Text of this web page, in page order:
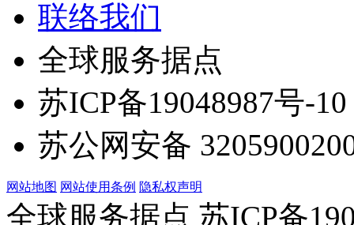
联络我们
全球服务据点
苏ICP备19048987号-10
苏公网安备
网站地图 网站使用条例 隐私权声明
全球服务据点 苏ICP备